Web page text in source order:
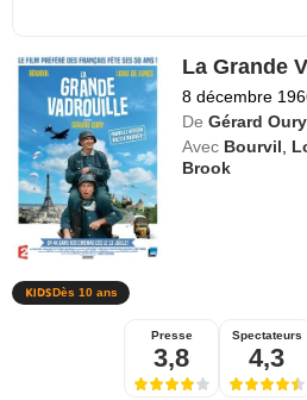
La Grande
8 décembre
De Gérard Oury
Avec Bourvil
Brook
Dès 10 ans
Presse
3,8
Spectateurs
4,3